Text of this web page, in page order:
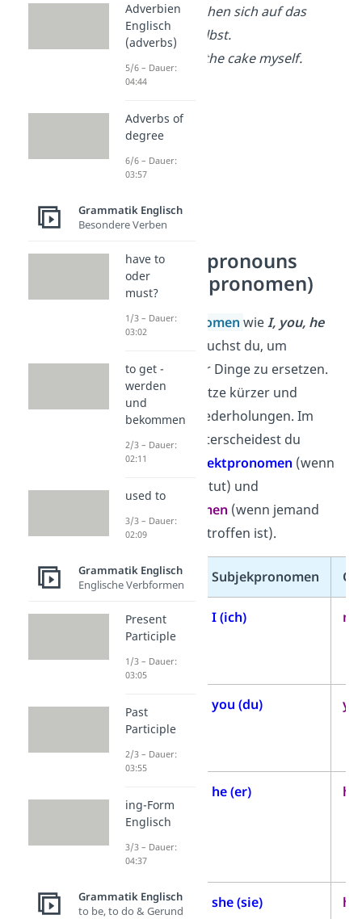
oder beziehen sich auf das
Subjekt selbst.
made the cake myself.
Personal pronouns
(Personalpronomen)
Personalpronomen wieI, you, he
brauchst du, um
Personen oder Dinge zu ersetzen.
Sie machen Sätze kürzer und
vermeiden Wiederholungen. Im
Englischen unterscheidest du
zwischen
Subjektpronomen (wenn
jemand etwas tut) und
Objektpronomen (wenn jemand
oder etwas betroffen ist).
Person Subjekpronomen
1.
Person
Singular
I (ich)
Person
Singular
you (du)
Person
männlich
he (er)
3.
she (sie)
Adverbien
Englisch
(adverbs)
5/6 – Dauer:
04:44
Adverbs of
degree
6/6 – Dauer:
03:57
Grammatik Englisch
Besondere Verben
have to
oder
must?
1/3 – Dauer:
03:02
to get -
werden
und
bekommen
2/3 – Dauer:
02:11
used to
3/3 – Dauer:
02:09
Grammatik Englisch
Englische Verbformen
Present
Participle
1/3 – Dauer:
03:05
Past
Participle
2/3 – Dauer:
03:55
ing-Form
Englisch
3/3 – Dauer:
04:37
Grammatik Englisch
to be, to do & Gerund